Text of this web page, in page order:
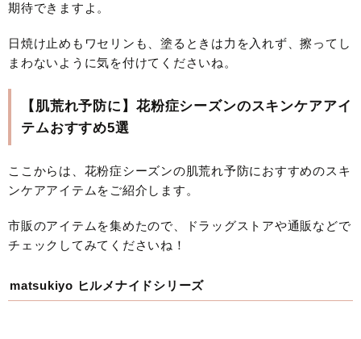
期待できますよ。
日焼け止めもワセリンも、塗るときは力を入れず、擦ってし
まわないように気を付けてくださいね。
【肌荒れ予防に】花粉症シーズンのスキンケアアイ
テムおすすめ5選
ここからは、花粉症シーズンの肌荒れ予防におすすめのスキ
ンケアアイテムをご紹介します。
市販のアイテムを集めたので、ドラッグストアや通販などで
チェックしてみてくださいね！
matsukiyo ヒルメナイドシリーズ